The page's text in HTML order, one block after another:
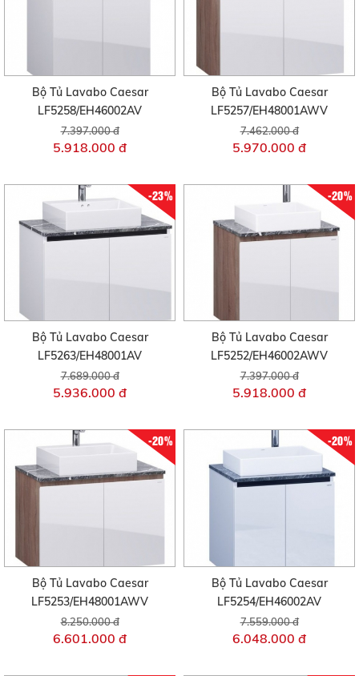
Bộ Tủ Lavabo Caesar
LF5258/EH46002AV
7.397.000 đ
5.918.000 đ
Bộ Tủ Lavabo Caesar
LF5257/EH48001AWV
7.462.000 đ
5.970.000 đ
-23%
Bộ Tủ Lavabo Caesar
LF5263/EH48001AV
7.689.000 đ
5.936.000 đ
-20%
Bộ Tủ Lavabo Caesar
LF5252/EH46002AWV
7.397.000 đ
5.918.000 đ
-20%
Bộ Tủ Lavabo Caesar
LF5253/EH48001AWV
8.250.000 đ
6.601.000 đ
-20%
Bộ Tủ Lavabo Caesar
LF5254/EH46002AV
7.559.000 đ
6.048.000 đ